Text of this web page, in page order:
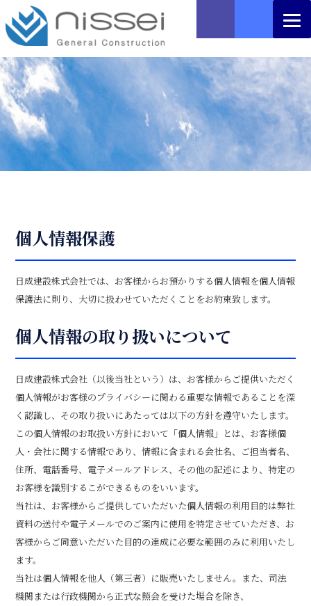
個人情報保護
日成建設株式会社では、お客様からお預かりする個人情報を個人情報
保護法に則り、大切に扱わせていただくことをお約束致します。
個人情報の取り扱いについて
日成建設株式会社（以後当社という）は、お客様からご提供いただく
個人情報がお客様のプライバシーに関わる重要な情報であることを深
く認識し、その取り扱いにあたっては以下の方針を遵守いたします。
この個人情報のお取扱い方針において「個人情報」とは、お客様個
人・会社に関する情報であり、情報に含まれる会社名、ご担当者名、
住所、電話番号、電子メールアドレス、その他の記述により、特定の
お客様を識別するこができるものをいいます。
当社は、お客様からご提供していただいた個人情報の利用目的は弊社
資料の送付や電子メールでのご案内に使用を特定させていただき、お
客様からご同意いただいた目的の達成に必要な範囲のみに利用いたし
ます。
当社は個人情報を他人（第三者）に販売いたしません。また、司法
機関または行政機関から正式な照会を受けた場合を除き、